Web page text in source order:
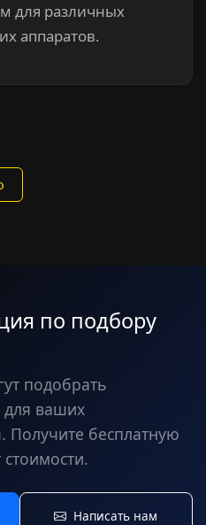
для различных
аппаратов.
по подбору
подобрать
ваших
Получите бесплатную
Написать нам